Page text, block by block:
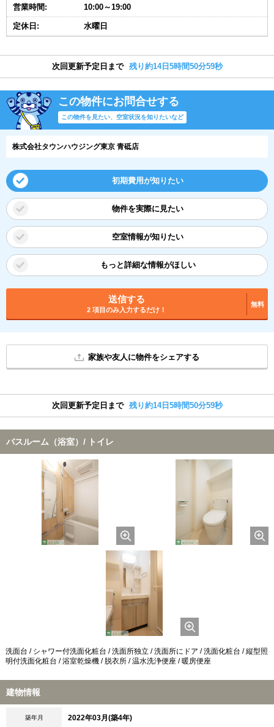
営業時間: 10:00～19:00
定休日: 水曜日
次回更新予定日まで 残り約14日5時間50分59秒
この物件にお問合せする
この物件を見たい、空室状況を知りたいなど
株式会社タウンハウジング東京 青砥店
初期費用が知りたい
物件を実際に見たい
空室情報が知りたい
もっと詳細な情報がほしい
送信する
2 項目のみ入力するだけ！
無料
家族や友人に物件をシェアする
次回更新予定日まで 残り約14日5時間50分59秒
バスルーム（浴室）/ トイレ
洗面台 / シャワー付洗面化粧台 / 洗面所独立 / 洗面所にドア / 洗面化粧台 / 縦型照
明付洗面化粧台 / 浴室乾燥機 / 脱衣所 / 温水洗浄便座 / 暖房便座
建物情報
築年月 2022年03月(築4年)